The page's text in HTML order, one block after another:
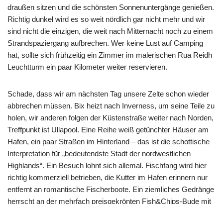
draußen sitzen und die schönsten Sonnenuntergänge genießen.
Richtig dunkel wird es so weit nördlich gar nicht mehr und wir
sind nicht die einzigen, die weit nach Mitternacht noch zu einem
Strandspaziergang aufbrechen. Wer keine Lust auf Camping
hat, sollte sich frühzeitig ein Zimmer im malerischen Rua Reidh
Leuchtturm ein paar Kilometer weiter reservieren.
Schade, dass wir am nächsten Tag unsere Zelte schon wieder
abbrechen müssen. Bix heizt nach Inverness, um seine Teile zu
holen, wir anderen folgen der Küstenstraße weiter nach Norden,
Treffpunkt ist Ullapool. Eine Reihe weiß getünchter Häuser am
Hafen, ein paar Straßen im Hinterland – das ist die schottische
Interpretation für „bedeutendste Stadt der nordwestlichen
Highlands“. Ein Besuch lohnt sich allemal. Fischfang wird hier
richtig kommerziell betrieben, die Kutter im Hafen erinnern nur
entfernt an romantische Fischerboote. Ein ziemliches Gedränge
herrscht an der mehrfach preisgekrönten Fish&Chips-Bude mit